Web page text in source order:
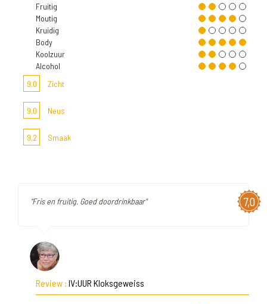
Fruitig
Moutig
Kruidig
Body
Koolzuur
Alcohol
9,0
Zicht
9,0 Neus
9,2 Smaak
7,0
"Fris en fruitig. Goed doordrinkbaar"
Review : IV:UUR Kloksgeweiss